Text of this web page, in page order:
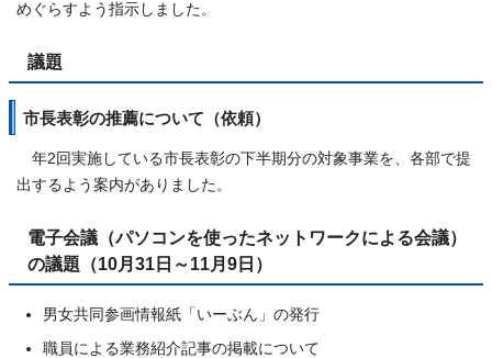
めぐらすよう指示しました。
議題
市長表彰の推薦について（依頼）
年2回実施している市長表彰の下半期分の対象事業を、各部で提
出するよう案内がありました。
電子会議（パソコンを使ったネットワークによる会議）
の議題（10月31日～11月9日）
男女共同参画情報紙「いーぶん」の発行
職員による業務紹介記事の掲載について